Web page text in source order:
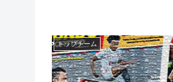
トップチーム